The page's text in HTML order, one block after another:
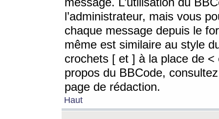
l’administrateur, mais vous
chaque message depuis le
même est similaire au style
crochets [ et ] à la place de <
propos du BBCode,
page de rédaction.
Haut